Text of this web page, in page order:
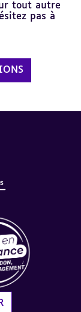
tout autre
pas à